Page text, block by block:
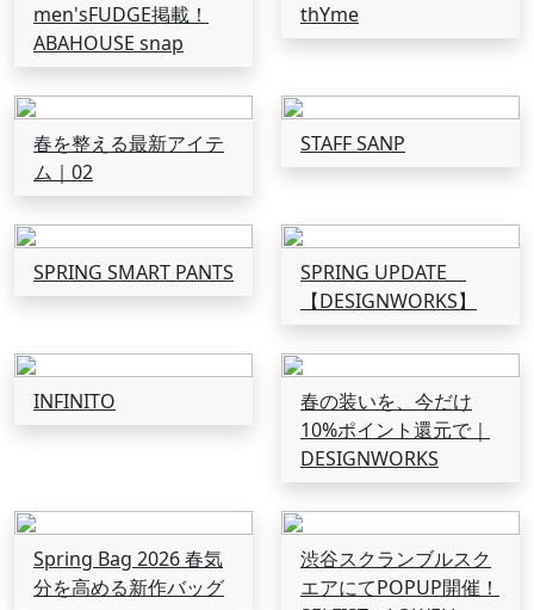
men'sFUDGE掲載！
ABAHOUSE snap
thYme
春を整える最新アイテ
ム｜02
STAFF SANP
SPRING SMART PANTS
SPRING UPDATE
【DESIGNWORKS】
INFINITO
春の装いを、今だけ
10%ポイント還元で｜
DESIGNWORKS
Spring Bag 2026 春気
分を高める新作バッグ
渋谷スクランブルスク
エアにてPOPUP開催！